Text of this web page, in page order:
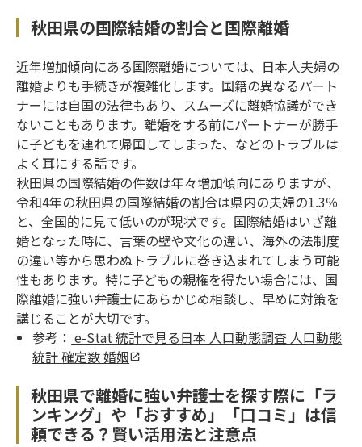
秋田県の国際結婚の割合と国際離婚
近年増加傾向にある国際離婚については、日本人夫婦の
離婚よりも手続きが複雑化します。国籍の異なるパート
ナーには自国の法律もあり、スムーズに離婚協議ができ
ないこともあります。離婚をする前にパートナーが勝手
に子どもを連れて帰国してしまった、などのトラブルは
よく耳にする話です。
秋田県の国際結婚の件数は年々増加傾向にありますが、
令和4年の秋田県の国際結婚の割合は県内の夫婦の1.3％
と、全国的に見て低いのが現状です。国際結婚はいざ離
婚となった時に、言葉の壁や文化の違い、海外の法制度
の違い等から思わぬトラブルに巻き込まれてしまう可能
性もあります。特に子どもの親権を得たい場合には、国
際離婚に強い弁護士にあらかじめ相談し、早めに対策を
講じることが大切です。
参考： e-Stat 統計で見る日本 人口動態調査 人口動態
統計 確定数 婚姻
秋田県で離婚に強い弁護士を探す際に「ラ
ンキング」や「おすすめ」「口コミ」は信
頼できる？賢い活用法と注意点